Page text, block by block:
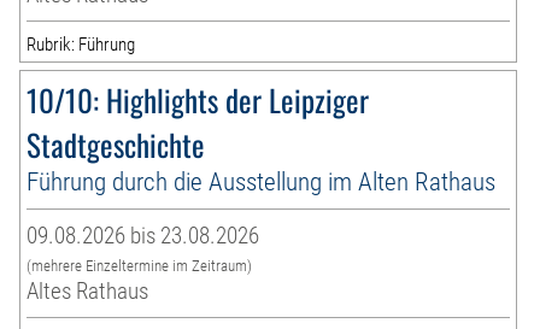
Rubrik: Führung
10/10: Highlights der Leipziger
Stadtgeschichte
Führung durch die Ausstellung im Alten Rathaus
09.08.2026 bis 23.08.2026
(mehrere Einzeltermine im Zeitraum)
Altes Rathaus